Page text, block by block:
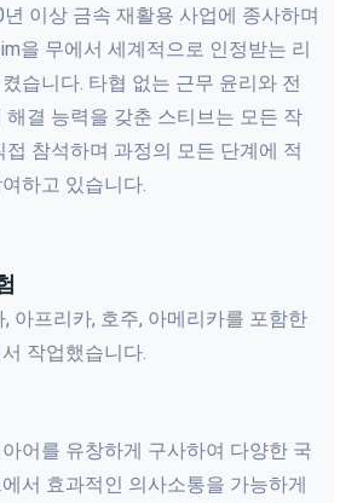
이상 금속 재활용 사업에 종사하며
을 무에서 세계적으로 인정받는 리
습니다. 타협 없는 근무 윤리와 전
해결 능력을 갖춘 스티브는 모든 작
접 참석하며 과정의 모든 단계에 적
하고 있습니다.
, 아프리카, 호주, 아메리카를 포함한
작업했습니다.
어를 유창하게 구사하여 다양한 국
서 효과적인 의사소통을 가능하게